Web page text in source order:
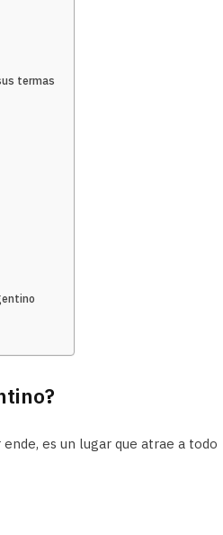
termas
es un lugar que atrae a todo